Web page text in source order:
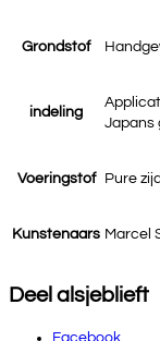
Grondstof
indeling
Japans
Voeringstof Pure
Kunstenaars Marcel
Deel alsjeblieft
Facebook